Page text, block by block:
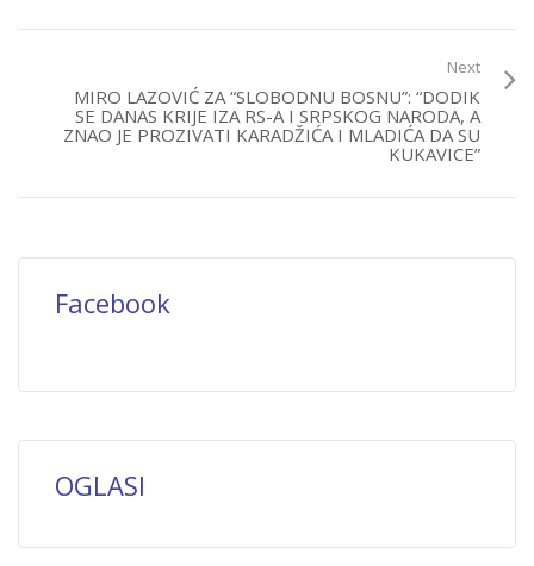
Next
MIRO LAZOVIĆ ZA “SLOBODNU BOSNU”: “DODIK
SE DANAS KRIJE IZA RS-A I SRPSKOG NARODA, A
ZNAO JE PROZIVATI KARADŽIĆA I MLADIĆA DA SU
KUKAVICE”
Facebook
OGLASI